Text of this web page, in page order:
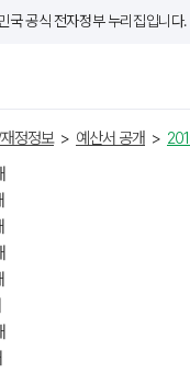
국 공식 전자정부 누리집입니다.
정정보 > 예산서 공개 >